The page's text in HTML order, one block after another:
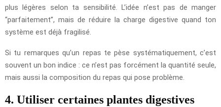
plus légères selon ta sensibilité. L’idée n’est pas de manger
“parfaitement”, mais de réduire la charge digestive quand ton
système est déjà fragilisé.
Si tu remarques qu’un repas te pèse systématiquement, c’est
souvent un bon indice : ce n’est pas forcément la quantité seule,
mais aussi la composition du repas qui pose problème.
4. Utiliser certaines plantes digestives